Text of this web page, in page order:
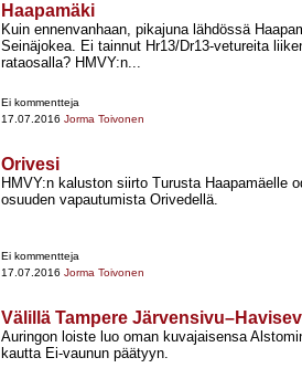
Haapamäki
Kuin ennenvanhaan, pikajuna lähdössä
Seinäjokea. Ei tainnut Hr13/Dr13-​vetureita
rataosalla? HMVY:n...
Ei kommentteja
17.07.2016 Jorma Toivonen
Orivesi
HMVY:n kaluston siirto Turusta Haapamäelle
osuuden vapautumista Orivedellä.
Ei kommentteja
17.07.2016 Jorma Toivonen
Välillä Tampere
Auringon loiste luo oman kuvajaisensa
kautta Ei-​vaunun päätyyn.